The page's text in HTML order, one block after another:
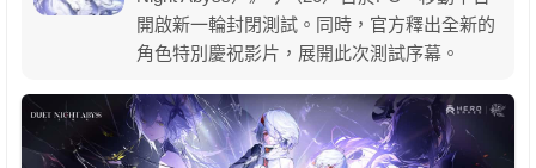
開啟新一輪封閉測試。同時，官方釋出全新的
角色特別慶祝影片，展開此次測試序幕。